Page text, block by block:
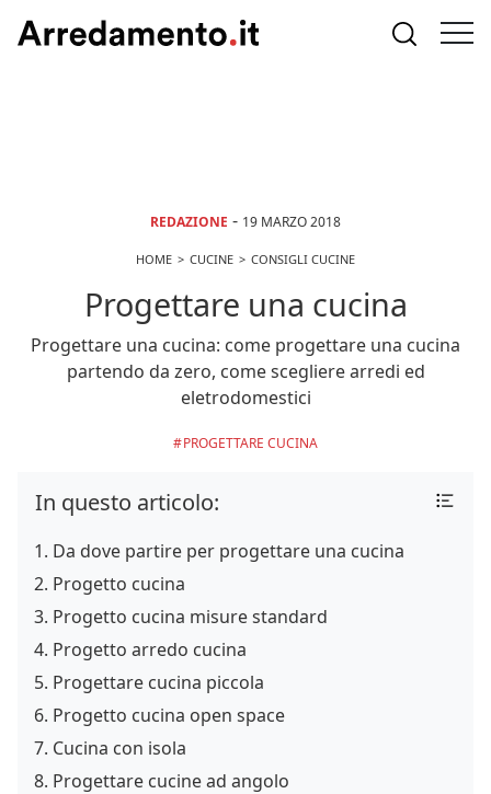
REDAZIONE - 19 MARZO 2018
HOME CUCINE CONSIGLI CUCINE
Progettare una cucina
Progettare una cucina: come progettare una cucina
partendo da zero, come scegliere arredi ed
eletrodomestici
PROGETTARE CUCINA
In questo articolo:
Da dove partire per progettare una cucina
Progetto cucina
Progetto cucina misure standard
Progetto arredo cucina
Progettare cucina piccola
Progetto cucina open space
Cucina con isola
Progettare cucine ad angolo